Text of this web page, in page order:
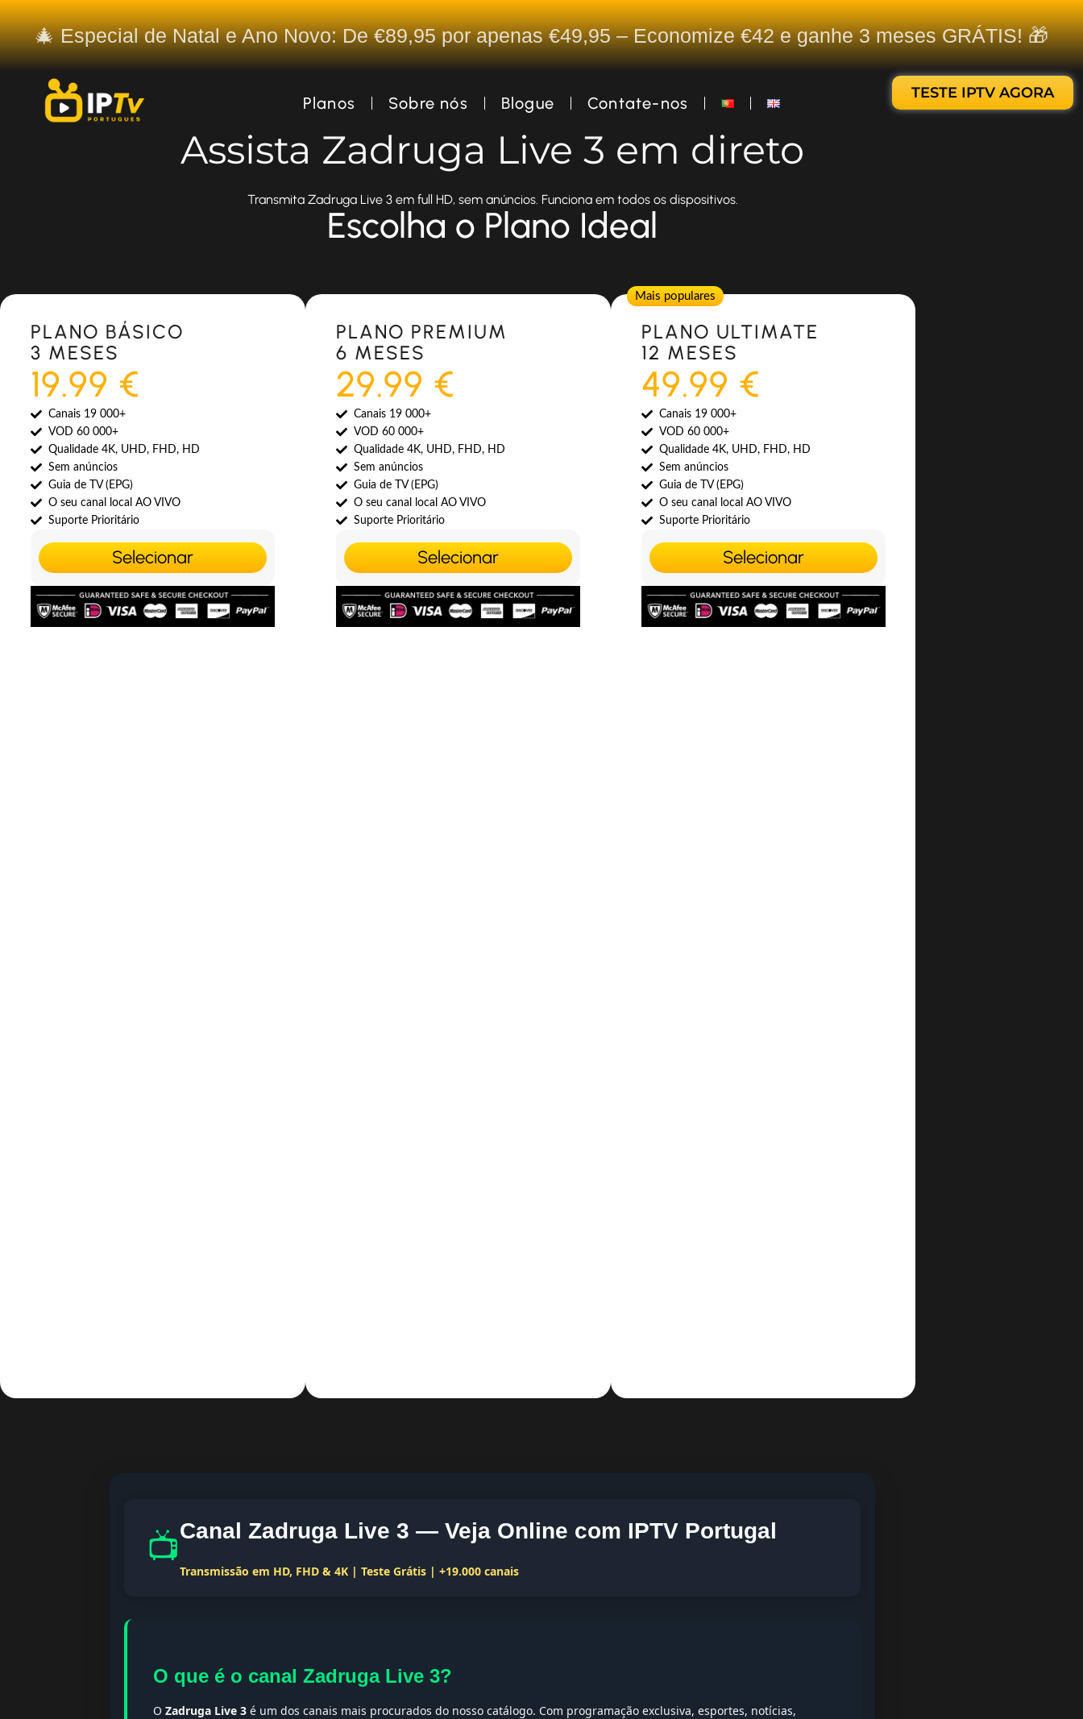
🎄 Especial de Natal e Ano Novo: De €89,95 por apenas €49,95 – Economize €42 e ganhe 3 meses GRÁTIS! 🎁
Planos Sobre nós Blogue Contate-nos
TESTE IPTV AGORA
Assista Zadruga Live 3 em direto
Transmita Zadruga Live 3 em full HD, sem anúncios. Funciona em todos os dispositivos.
Escolha o Plano Ideal
Most Popular
PLANO BÁSICO
3 MESES
19.99 €
Canais 19 000+
VOD 60 000+
Qualidade 4K, UHD, FHD, HD
Sem anúncios
Guia de TV (EPG)
O seu canal local AO VIVO
Suporte Prioritário
Selecionar
Most Popular
PLANO PREMIUM
6 MESES
29.99 €
Canais 19 000+
VOD 60 000+
Qualidade 4K, UHD, FHD, HD
Sem anúncios
Guia de TV (EPG)
O seu canal local AO VIVO
Suporte Prioritário
Selecionar
Mais populares
PLANO ULTIMATE
12 MESES
49.99 €
Canais 19 000+
VOD 60 000+
Qualidade 4K, UHD, FHD, HD
Sem anúncios
Guia de TV (EPG)
O seu canal local AO VIVO
Suporte Prioritário
Selecionar
📺Canal Zadruga Live 3 — Veja Online com IPTV Portugal
Transmissão em HD, FHD & 4K | Teste Grátis | +19.000 canais
O que é o canal Zadruga Live 3?
O Zadruga Live 3 é um dos canais mais procurados do nosso catálogo. Com programação exclusiva, esportes, notícias,